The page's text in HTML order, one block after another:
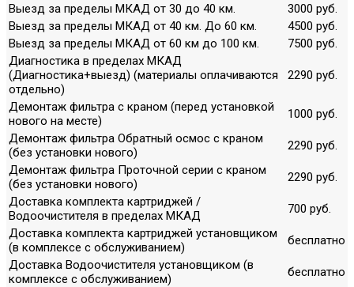
Выезд за пределы МКАД от 30 до 40 км.
3000 руб.
Выезд за пределы МКАД от 40 км. До 60 км.
4500 руб.
Выезд за пределы МКАД от 60 км до 100 км.
7500 руб.
Диагностика в пределах МКАД
(Диагностика+выезд) (материалы оплачиваются
отдельно)
2290 руб.
Демонтаж фильтра с краном (перед установкой
нового на месте)
1000 руб.
Демонтаж фильтра Обратный осмос с краном
(без установки нового)
2290 руб.
Демонтаж фильтра Проточной серии с краном
(без установки нового)
2290 руб.
Доставка комплекта картриджей /
Водоочистителя в пределах МКАД
700 руб.
Доставка комплекта картриджей установщиком
(в комплексе с обслуживанием)
бесплатно
Доставка Водоочистителя установщиком (в
комплексе с обслуживанием)
бесплатно